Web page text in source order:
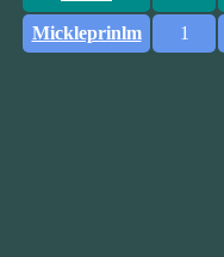
Mickleprinlm
1